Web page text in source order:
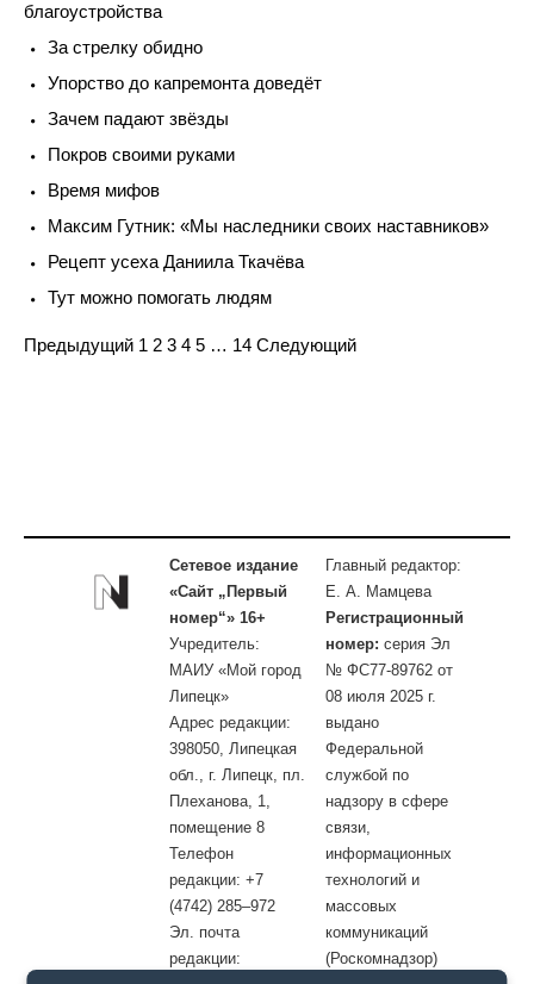
благоустройства
За стрелку обидно
Упорство до капремонта доведёт
Зачем падают звёзды
Покров своими руками
Время мифов
Максим Гутник: «Мы наследники своих наставников»
Рецепт усеха Даниила Ткачёва
Тут можно помогать людям
Navigation
Предыдущий 1 2 3 4 5 … 14 Следующий
Сетевое издание
«Сайт „Первый
номер“» 16+
Учредитель:
МАИУ «Мой город
Липецк»
Адрес редакции:
398050, Липецкая
обл., г. Липецк, пл.
Плеханова, 1,
помещение 8
Телефон
редакции: +7
(4742) 285–972
Эл. почта
редакции:
Главный редактор:
Е. А. Мамцева
Регистрационный
номер: серия Эл
№ ФС77-89762 от
08 июля 2025 г.
выдано
Федеральной
службой по
надзору в сфере
связи,
информационных
технологий и
массовых
коммуникаций
(Роскомнадзор)